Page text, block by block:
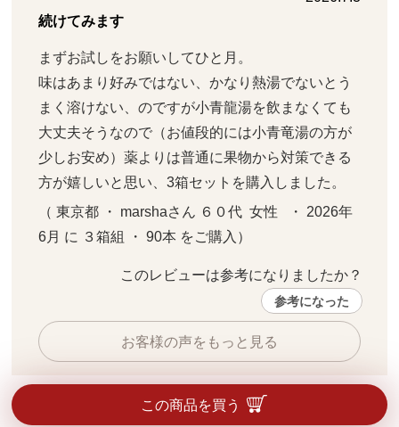
続けてみます
まずお試しをお願いしてひと月。
味はあまり好みではない、かなり熱湯でないとう
まく溶けない、のですが小青龍湯を飲まなくても
大丈夫そうなので（お値段的には小青竜湯の方が
少しお安め）薬よりは普通に果物から対策できる
方が嬉しいと思い、3箱セットを購入しました。
（ 東京都 ・ marshaさん ６０代  女性   ・ 2026年
6月 に ３箱組 ・ 90本 をご購入）
このレビューは参考になりましたか？
参考になった
お客様の声をもっと見る
この商品を買う